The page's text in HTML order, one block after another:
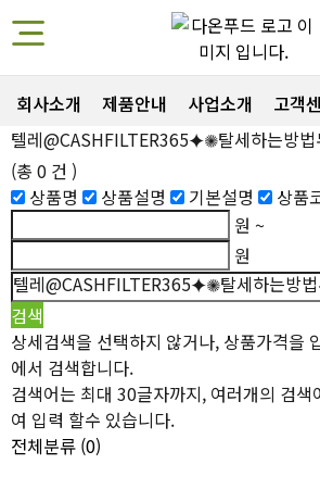
회사소개 제품안내 사업소개
고객
텔레@CASHFILTER365⯌✺탈세하는방법
(총 0 건 )
상품명
상품설명 기본설명
상품
원 ~
원
상세검색을 선택하지 않거나, 상품가격을
에서 검색합니다.
검색어는 최대 30글자까지, 여러개의 검
여 입력 할수 있습니다.
전체분류 (0)